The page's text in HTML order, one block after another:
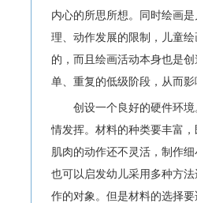
内心的所思所想。同时绘画
理、动作发展的限制，儿童
的，而且绘画活动本身也是
单、重复的低级阶段，从而
创设一个良好的硬件环
情发挥。材料的种类要丰富
肌肉的动作还不灵活，制作
也可以启发幼儿采用多种方
作的对象。但是材料的选择